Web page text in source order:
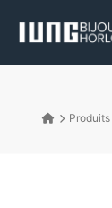
Produits